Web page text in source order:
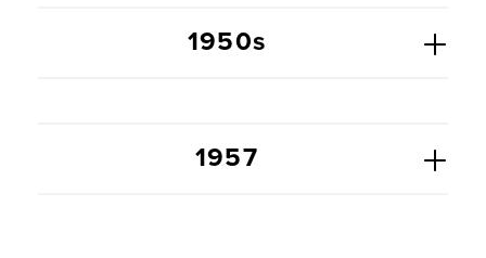
1950s
1957